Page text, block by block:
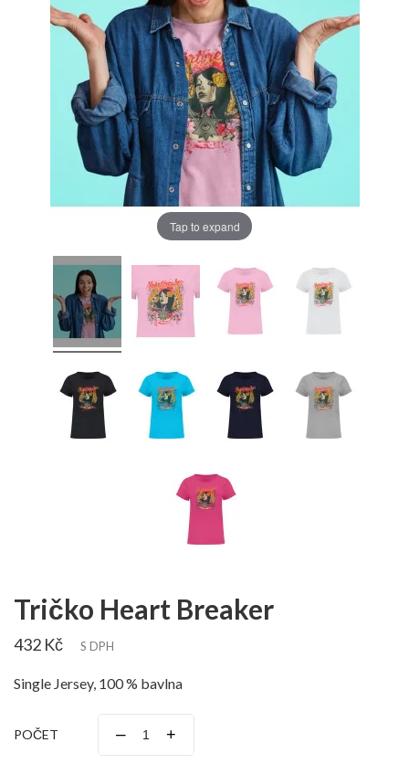
Tap to expand
Tričko Heart Breaker
432 Kč S DPH
Single Jersey, 100 % bavlna
POČET – +